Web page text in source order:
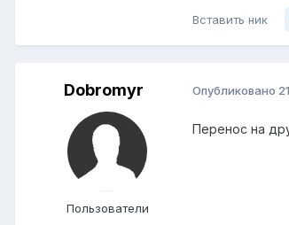
Вставить ник
Dobromyr
Пользователи
Опубликовано
Перенос на